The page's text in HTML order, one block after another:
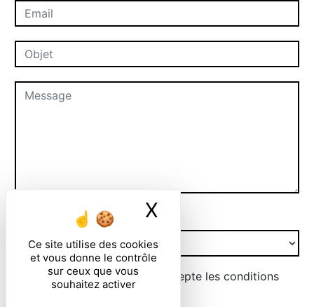
Ce site utilise des cookies
et vous donne le contrôle
sur ceux que vous
souhaitez activer
X
Combien font six plus six
En cochant cette case, j'accepte les conditions
particulières ci-dessous **